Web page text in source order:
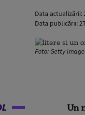
Data actualizării:
Data publicării:
Foto: Getty
Un